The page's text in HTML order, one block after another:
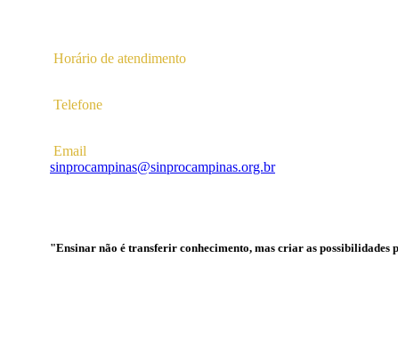
Horário de atendimento
Telefone
Email
sinprocampinas@sinprocampinas.org.br
"Ensinar não é transferir conhecimento, mas criar as